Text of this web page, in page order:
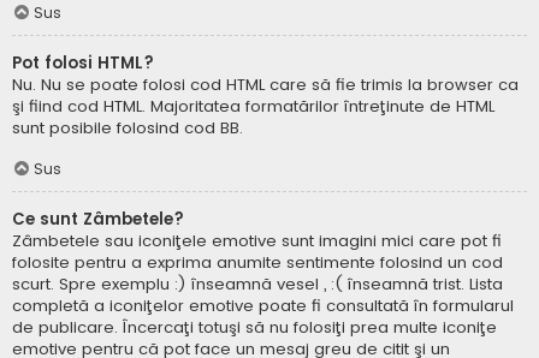
Sus
Pot folosi HTML?
Nu. Nu se poate folosi cod HTML care să fie trimis la browser ca
şi fiind cod HTML. Majoritatea formatărilor întreţinute de HTML
sunt posibile folosind cod BB.
Sus
Ce sunt Zâmbetele?
Zâmbetele sau iconiţele emotive sunt imagini mici care pot fi
folosite pentru a exprima anumite sentimente folosind un cod
scurt. Spre exemplu :) înseamnă vesel , :( înseamnă trist. Lista
completă a iconiţelor emotive poate fi consultată în formularul
de publicare. Încercaţi totuşi să nu folosiţi prea multe iconiţe
emotive pentru că pot face un mesaj greu de citit şi un